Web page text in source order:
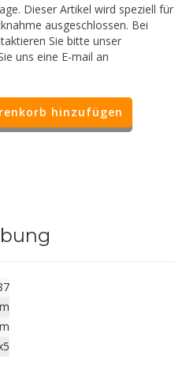
Dieser Artikel wird speziell für
ausgeschlossen. Bei
Sie bitte unser
uns eine E-mail an
hinzufügen